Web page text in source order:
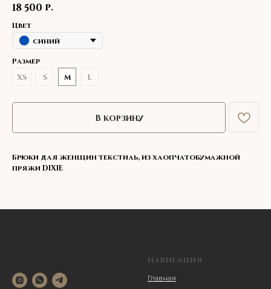
18 500 р.
Цвет
синий
Размер
XS
S M L
В корзину
Брюки для женщин текстиль, из хлопчатобумажной
пряжи DIXIE
НАВИГАЦИЯ
Главная